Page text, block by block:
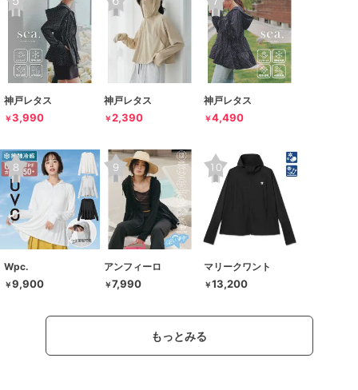
神戸レタス
￥3,990
神戸レタス
￥2,390
神戸レタス
￥4,490
Wpc.
￥9,900
アンフィーロ
￥7,990
マリークワント
￥13,200
もっとみる